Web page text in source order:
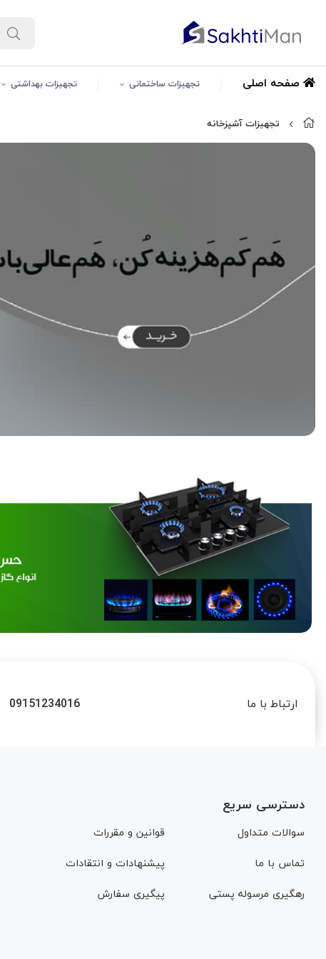
صفحه اصلی تجهیزات ساختمانی تجهیزات بهداشتی
تجهیزات آشپزخانه
ارتباط با ما 09151234016
دسترسی سریع
سوالات متداول قوانین و مقررات
تماس با ما پیشنهادات و انتقادات
رهگیری مرسوله پستی پیگیری سفارش